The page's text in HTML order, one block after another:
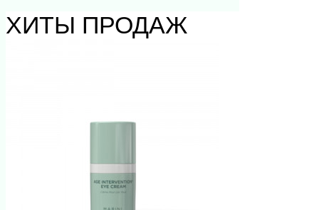
ХИТЫ ПРОДАЖ